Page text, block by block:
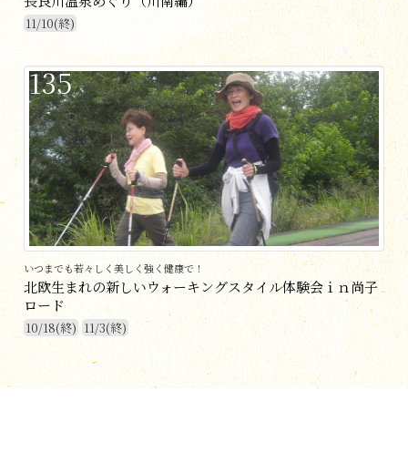
11/10(終)
135
いつまでも若々しく美しく強く健康で！
北欧生まれの新しいウォーキングスタイル体験会ｉｎ尚子
ロード
10/18(終) 11/3(終)